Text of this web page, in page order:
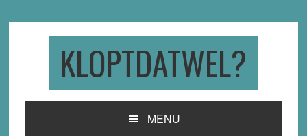
KLOPTDATWEL?
MENU